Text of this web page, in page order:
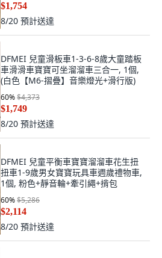
$1,754
8/20 預計送達
DFMEI 兒童滑板車1-3-6-8歲大童踏板
車滑滑車寶寶可坐溜溜車三合一, 1個,
(白色【M6-摺疊】音樂燈光+滑行版)
60%$4,373
$1,749
8/20 預計送達
DFMEI 兒童平衡車寶寶溜溜車花生扭
扭車1-9歲男女寶寶玩具車週歲禮物車,
1個, 粉色+靜音輪+牽引繩+揹包
60%$5,286
$2,114
8/20 預計送達